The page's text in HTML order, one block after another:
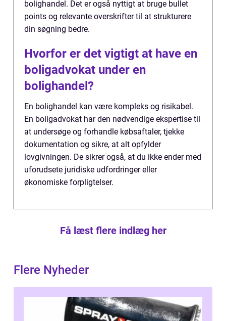
bolighandel. Det er også nyttigt at bruge bullet
points og relevante overskrifter til at strukturere
din søgning bedre.
Hvorfor er det vigtigt at have en
boligadvokat under en
bolighandel?
En bolighandel kan være kompleks og risikabel.
En boligadvokat har den nødvendige ekspertise til
at undersøge og forhandle købsaftaler, tjekke
dokumentation og sikre, at alt opfylder
lovgivningen. De sikrer også, at du ikke ender med
uforudsete juridiske udfordringer eller
økonomiske forpligtelser.
Få læst flere indlæg her
Flere Nyheder